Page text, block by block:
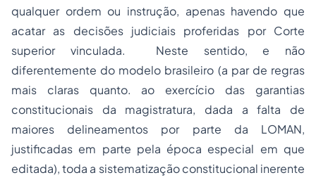
qualquer ordem ou instrução, apenas havendo que
acatar as decisões judiciais proferidas por Corte
superior vinculada. Neste sentido, e não
diferentemente do modelo brasileiro (a par de regras
mais claras quanto. ao exercício das garantias
constitucionais da magistratura, dada a falta de
maiores delineamentos por parte da LOMAN,
justificadas em parte pela época especial em que
editada), toda a sistematização constitucional inerente